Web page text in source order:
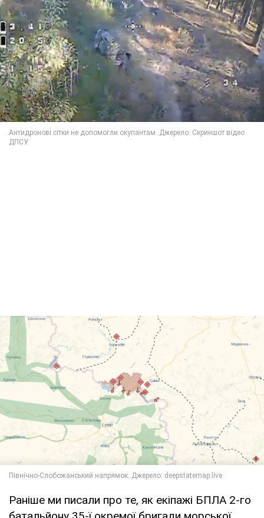
Раніше ми писали про те, як екіпажі БПЛА 2-го